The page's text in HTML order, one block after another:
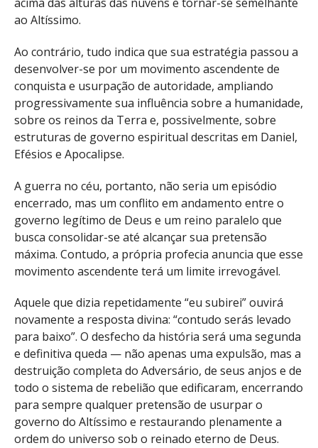
ao Altíssimo.
Ao contrário, tudo indica que sua estratégia passou a
desenvolver-se por um movimento ascendente de
conquista e usurpação de autoridade, ampliando
progressivamente sua influência sobre a humanidade,
sobre os reinos da Terra e, possivelmente, sobre
estruturas de governo espiritual descritas em Daniel,
Efésios e Apocalipse.
A guerra no céu, portanto, não seria um episódio
encerrado, mas um conflito em andamento entre o
governo legítimo de Deus e um reino paralelo que
busca consolidar-se até alcançar sua pretensão
máxima. Contudo, a própria profecia anuncia que esse
movimento ascendente terá um limite irrevogável.
Aquele que dizia repetidamente “eu subirei” ouvirá
novamente a resposta divina: “contudo serás levado
para baixo”. O desfecho da história será uma segunda
e definitiva queda — não apenas uma expulsão, mas a
destruição completa do Adversário, de seus anjos e de
todo o sistema de rebelião que edificaram, encerrando
para sempre qualquer pretensão de usurpar o
governo do Altíssimo e restaurando plenamente a
ordem do universo sob o reinado eterno de Deus.